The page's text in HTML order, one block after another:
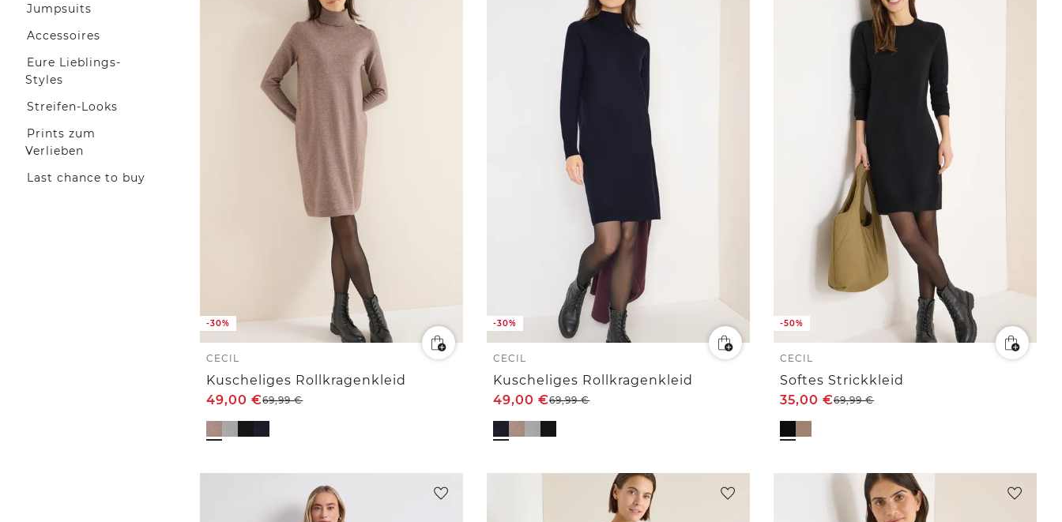
Jumpsuits
Accessoires
Eure Lieblings-
Styles
Streifen-Looks
Prints zum
Verlieben
Last chance to buy
-30%
CECIL
Kuscheliges Rollkragenkleid
49,00€69,99€
-30%
CECIL
Kuscheliges Rollkragenkleid
49,00€69,99€
-50%
CECIL
Softes Strickkleid
35,00€69,99€